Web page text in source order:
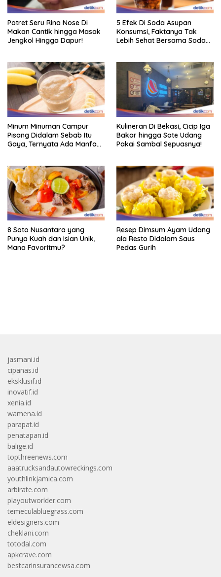
Potret Seru Rina Nose Di
Makan Cantik hingga Masak
Jengkol Hingga Dapur!
5 Efek Di Soda Asupan
Konsumsi, Faktanya Tak
Lebih Sehat Bersama Soda
Minum Minuman Campur
Pisang Didalam Sebab Itu
Gaya, Ternyata Ada Manfaat
Kulineran Di Bekasi, Cicip Iga
Bakar hingga Sate Udang
Pakai Sambal Sepuasnya!
8 Soto Nusantara yang
Punya Kuah dan Isian Unik,
Mana Favoritmu?
Resep Dimsum Ayam Udang
ala Resto Didalam Saus
Pedas Gurih
jasmani.id
cipanas.id
eksklusif.id
inovatif.id
xenia.id
wamena.id
parapat.id
penatapan.id
balige.id
topthreenews.com
aaatrucksandautowreckings.com
youthlinkjamica.com
arbirate.com
playoutworlder.com
temeculabluegrass.com
eldesigners.com
cheklani.com
totodal.com
apkcrave.com
bestcarinsurancewsa.com